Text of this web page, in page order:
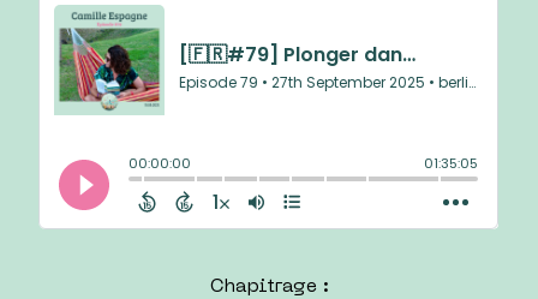
Chapitrage :